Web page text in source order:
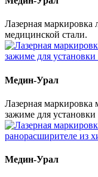
Лазерная маркировка
медицинской стали.
Медин-Урал
Лазерная маркировка
зажиме для
Медин-Урал